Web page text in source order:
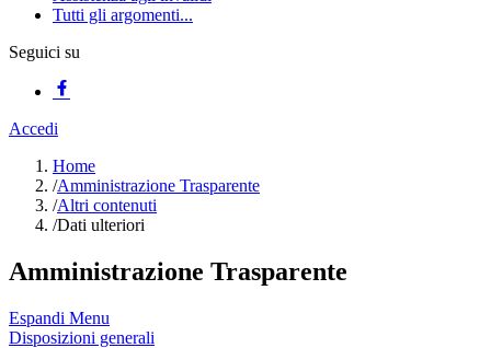
Tutti gli argomenti...
Seguici su
Accedi
Home
/Amministrazione Trasparente
/Altri contenuti
/Dati ulteriori
Amministrazione Trasparente
Espandi Menu
Disposizioni generali